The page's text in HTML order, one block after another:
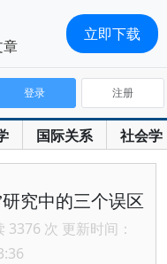
国际关系 社会学
登录 注册
究中的三个误区
3376 次 更新时间：
章
立即下载